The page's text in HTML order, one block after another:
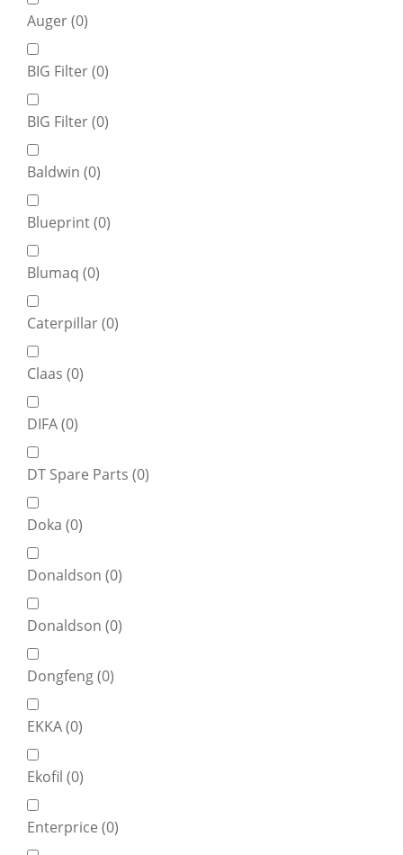
Auger (0)
BIG Filter (0)
BIG Filter (0)
Baldwin (0)
Blueprint (0)
Blumaq (0)
Caterpillar (0)
Claas (0)
DIFA (0)
DT Spare Parts (0)
Doka (0)
Donaldson (0)
Donaldson (0)
Dongfeng (0)
EKKA (0)
Ekofil (0)
Enterprice (0)